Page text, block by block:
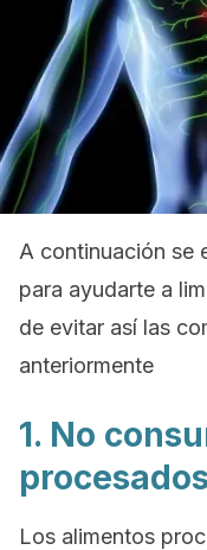
A continuación se
para ayudarte a
de evitar así las
anteriormente
1. No
procesados
Los alimentos